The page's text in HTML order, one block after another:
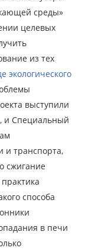
среды»
целевых
из тех
экологического
выступили
и Специальный
и транспорта,
сжигание
способа
в печи